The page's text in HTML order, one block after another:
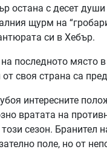
остана с десет души
щурм на
си в Хебър.
последното място
своя страна са
интересните
вратата на
този сезон.
поле, но от